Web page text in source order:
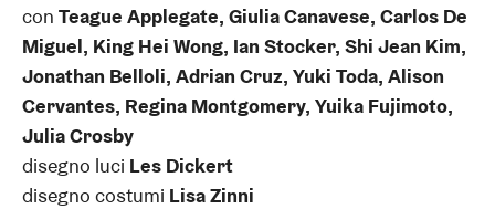
con Teague Applegate, Giulia Canavese, Carlos De
Miguel, King Hei Wong, Ian Stocker, Shi Jean Kim,
Jonathan Belloli, Adrian Cruz, Yuki Toda, Alison
Cervantes, Regina Montgomery, Yuika Fujimoto,
Julia Crosby
disegno luci Les Dickert
disegno costumi Lisa Zinni